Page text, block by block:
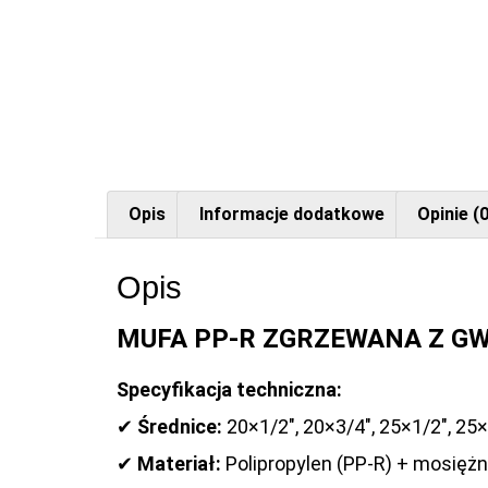
Opis Informacje dodatkowe Opinie
Opis
MUFA PP-R ZGRZEWANA Z
Specyfikacja techniczna:
✔ Średnice: 20×1/2″, 20×3/4″, 25×1/2″,
✔ Materiał: Polipropylen (PP-R) +